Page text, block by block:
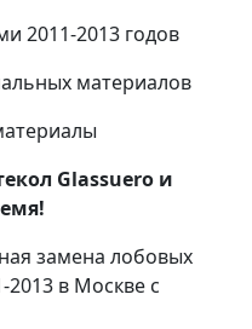
2011-2013 годов
материалов
Glassuero и
замена лобовых
2013 в Москве с